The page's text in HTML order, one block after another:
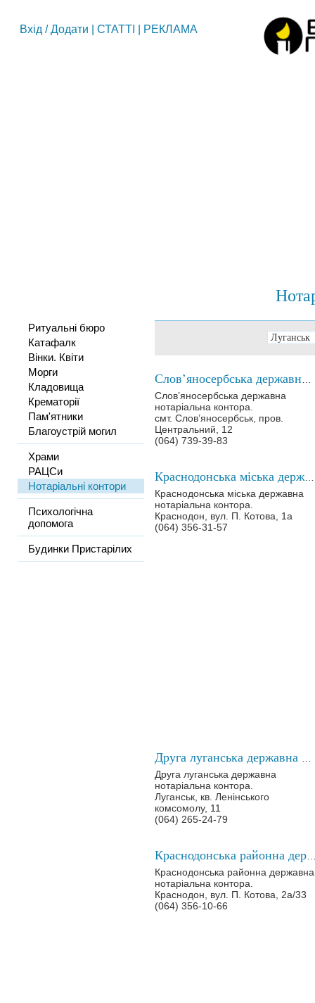
Вхід /Додати СТАТТІ РЕКЛАМА
Ритуальні бюро
Катафалк
Вінки. Квіти
Морги
Кладовища
Крематорії
Пам'ятники
Благоустрій могил
Храми
РАЦСи
Нотаріальні контори
Психологічна
допомога
Будинки Пристарілих
Слов’яносербська державна
нотаріальна контора.
смт. Слов’яносербськ, пров.
Центральний, 12
(064) 739-39-83
Краснодонська міська державна
нотаріальна контора.
Краснодон, вул. П. Котова, 1а
(064) 356-31-57
Друга луганська державна
нотаріальна контора.
Луганськ, кв. Ленінського
комсомолу, 11
(064) 265-24-79
Краснодонська районна державна
нотаріальна контора.
Краснодон, вул. П. Котова, 2а/33
(064) 356-10-66